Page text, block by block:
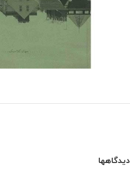
دیدگاهها